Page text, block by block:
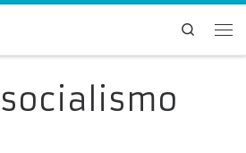
Search